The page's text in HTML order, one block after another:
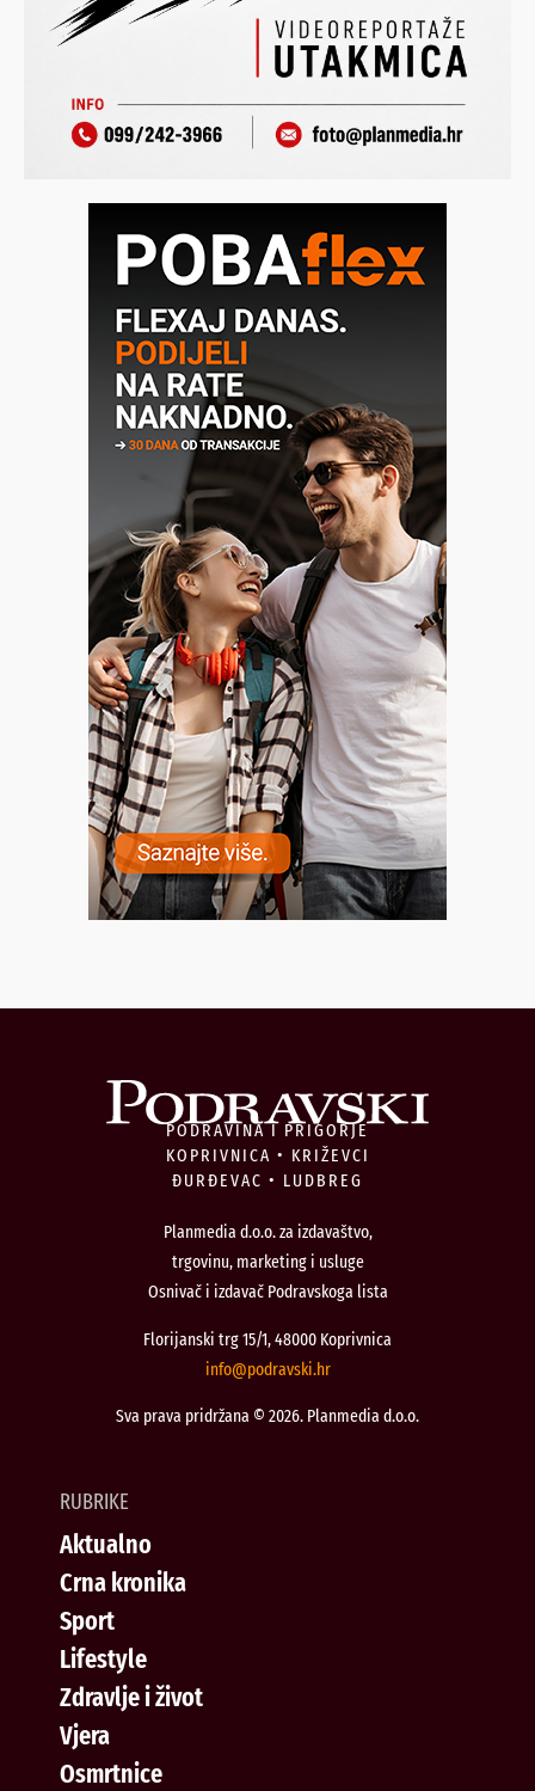
PODRAVINA I PRIGORJE
KOPRIVNICA • KRIŽEVCI
ĐURĐEVAC • LUDBREG
Planmedia d.o.o. za izdavaštvo,
trgovinu, marketing i usluge
Osnivač i izdavač Podravskoga lista
Florijanski trg 15/1, 48000 Koprivnica
rh.iksvardop
@ofni
Sva prava pridržana © 2026. Planmedia d.o.o.
RUBRIKE
Aktualno
Crna kronika
Sport
Lifestyle
Zdravlje i život
Vjera
Osmrtnice